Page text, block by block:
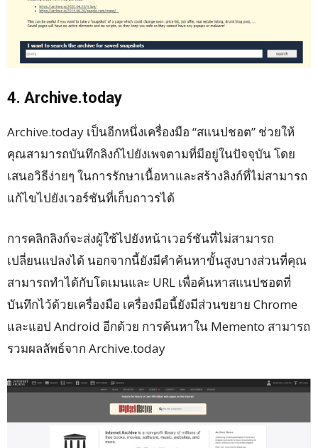
4. Archive.today
Archive.today เป็นอีกหนึ่งเครื่องมือ “สแนปชอต” ช่วยให้
คุณสามารถบันทึกลิงก์ไปยังเพจตามที่มีอยู่ในปัจจุบัน โดย
เสนอวิธีง่ายๆ ในการรักษาเนื้อหาและสร้างลิงก์ที่ไม่สามารถ
แก้ไขไปยังเวอร์ชันที่เก็บถาวรได้
การคลิกลิงก์จะส่งผู้ใช้ไปยังหน้าเวอร์ชันที่ไม่สามารถ
เปลี่ยนแปลงได้ นอกจากนี้ยังมีคำค้นหาขั้นสูงบางส่วนที่คุณ
สามารถทำได้กับโดเมนและ URL เพื่อค้นหาสแนปชอตที่
บันทึกไว้ด้วยเครื่องมือ เครื่องมือนี้ยังมีส่วนขยาย Chrome
และแอป Android อีกด้วย การค้นหาใน Memento สามารถ
รวมผลลัพธ์จาก Archive.today